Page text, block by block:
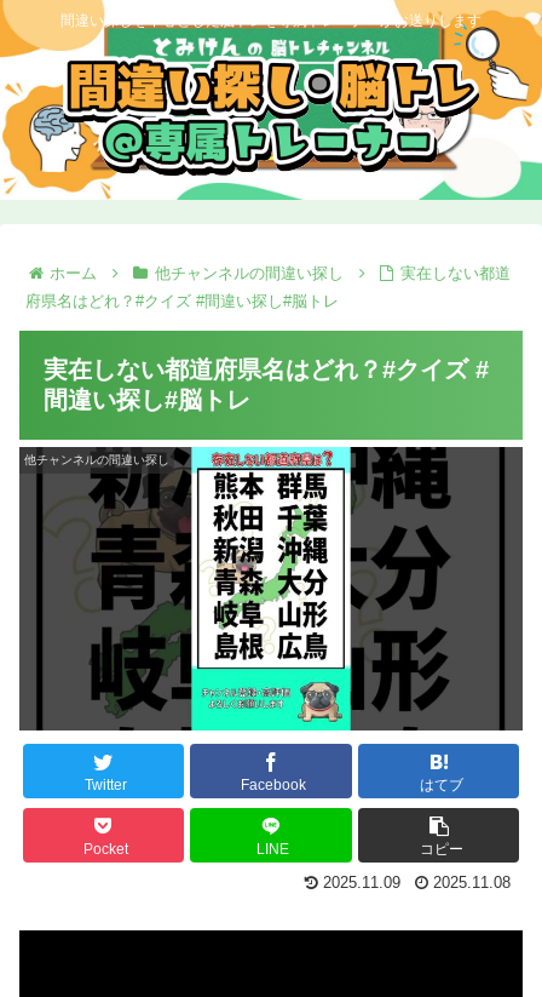
間違い探しを中心とした脳トレを専属トレーナーがお送りします
ホーム 他チャンネルの間違い探し
実在しない都道
府県名はどれ？#クイズ #間違い探し#脳トレ
実在しない都道府県名はどれ？#クイズ #
間違い探し#脳トレ
他チャンネルの間違い探し
Twitter Facebook はてブ
Pocket LINE コピー
2025.11.09 2025.11.08